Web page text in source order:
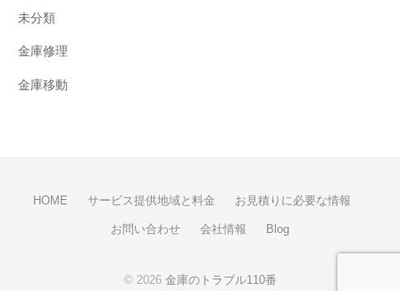
未分類
金庫修理
金庫移動
HOME サービス提供地域と料金 お見積りに必要な情報
お問い合わせ 会社情報 Blog
© 2026 金庫のトラブル110番